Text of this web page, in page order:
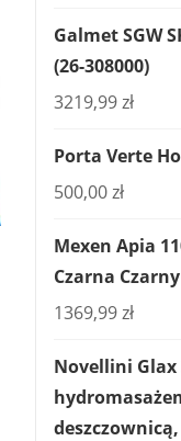
Galmet SGW
(26-308000)
3219,99zł
Porta Verte
500,00zł
Mexen Apia
Czarna
1369,99zł
Novellini Glax